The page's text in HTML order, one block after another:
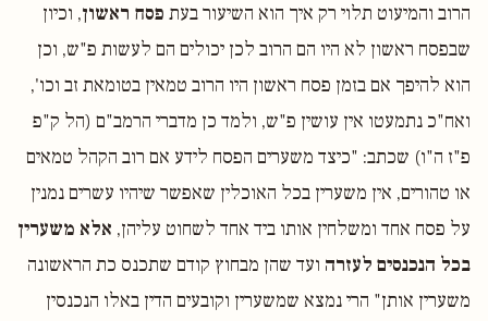
הרוב והמיעוט תלוי רק איך הוא השיעור בעת פסח ראשון, וכיון
שבפסח ראשון לא היו הם הרוב לכן יכולים הם לעשות פ"ש, וכן
הוא להיפך אם בזמן פסח ראשון היו הרוב טמאין בטומאת זב וכו',
ואח"כ נתמעטו אין עושין פ"ש, ולמד כן מדברי הרמב"ם (הל ק"פ
פ"ז ה"ו) שכתב: "כיצד משערים הפסח לידע אם רוב הקהל טמאים
או טהורים, אין משערין בכל האוכלין שאפשר שיהיו עשרים נמנין
על פסח אחד ומשלחין אותו ביד אחד לשחוט עליהן, אלא משערין
בכל הנכנסים לעזרה ועד שהן מבחוץ קודם שתכנס כת הראשונה
משערין אותן" הרי נמצא שמשערין וקובעים הדין באלו הנכנסין